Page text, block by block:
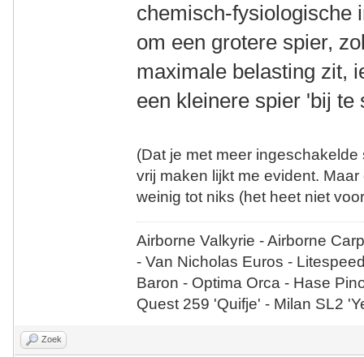
chemisch-fysiologische
om een grotere spier,
maximale belasting zit,
een kleinere spier 'bij te
(Dat je met meer
vrij maken lijkt me evident.
weinig tot niks (het heet niet
Airborne Valkyrie - Airborne
- Van Nicholas Euros -
Baron - Optima Orca - Hase
Quest 259 'Quifje' - Milan SL2
Zoek